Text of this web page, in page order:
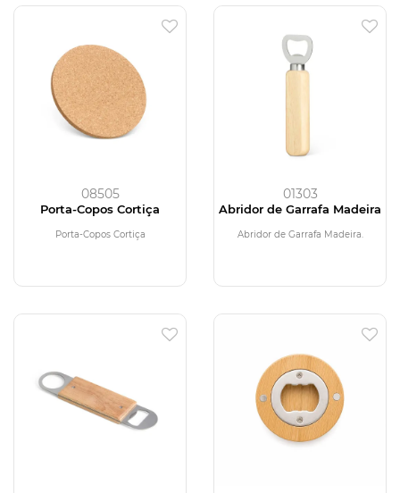
08505
Porta-Copos Cortiça
Porta-Copos Cortiça
01303
Abridor de Garrafa Madeira
Abridor de Garrafa Madeira.